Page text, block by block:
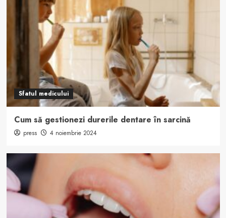
Sfatul medicului
Cum să gestionezi durerile dentare în sarcină
press 4 noiembrie 2024